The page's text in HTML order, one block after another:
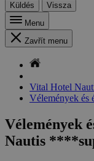
Küldés
Vissza
Menu
Zavřít menu
Vital Hotel
Vélemények
Vélemények
Nautis